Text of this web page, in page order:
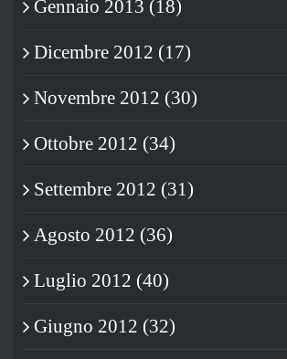
Gennaio 2013 (18)
Dicembre 2012 (17)
Novembre 2012 (30)
Ottobre 2012 (34)
Settembre 2012 (31)
Agosto 2012 (36)
Luglio 2012 (40)
Giugno 2012 (32)